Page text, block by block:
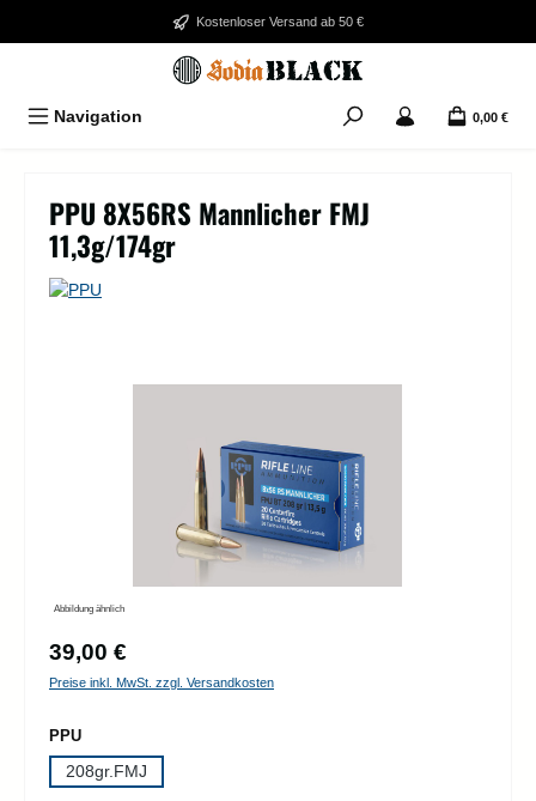
Zum Hauptinhalt springenKostenloser Versand ab 50 €
Navigation 0,00 €
PPU 8X56RS Mannlicher FMJ
11,3g/174gr
Abbildung ähnlich
Regulärer Preis:
39,00 €
Preise inkl. MwSt. zzgl. Versandkosten
PPUauswählen
208gr.FMJ